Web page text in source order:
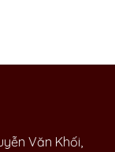
Văn Khối,